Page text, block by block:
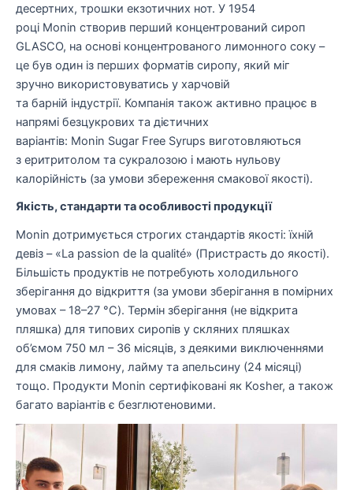
десертних, трошки екзотичних нот. У 1954
році Monin створив перший концентрований сироп
GLASCO, на основі концентрованого лимонного соку –
це був один із перших форматів сиропу, який міг
зручно використовуватись у харчовій
та барній індустрії. Компанія також активно працює в
напрямі безцукрових та дієтичних
варіантів: Monin Sugar Free Syrups виготовляються
з еритритолом та сукралозою і мають нульову
калорійність (за умови збереження смакової якості).
Якість, стандарти та особливості продукції
Monin дотримується строгих стандартів якості: їхній
девіз – «La passion de la qualité» (Пристрасть до якості).
Більшість продуктів не потребують холодильного
зберігання до відкриття (за умови зберігання в помірних
умовах – 18–27 °C). Термін зберігання (не відкрита
пляшка) для типових сиропів у скляних пляшках
об’ємом 750 мл – 36 місяців, з деякими виключеннями
для смаків лимону, лайму та апельсину (24 місяці)
тощо. Продукти Monin сертифіковані як Kosher, а також
багато варіантів є безглютеновими.